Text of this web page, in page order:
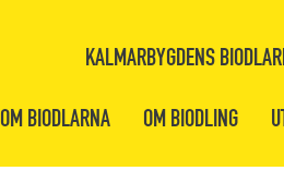
KALMARBYGDENS
OM BIODLARNA OM BIODLING